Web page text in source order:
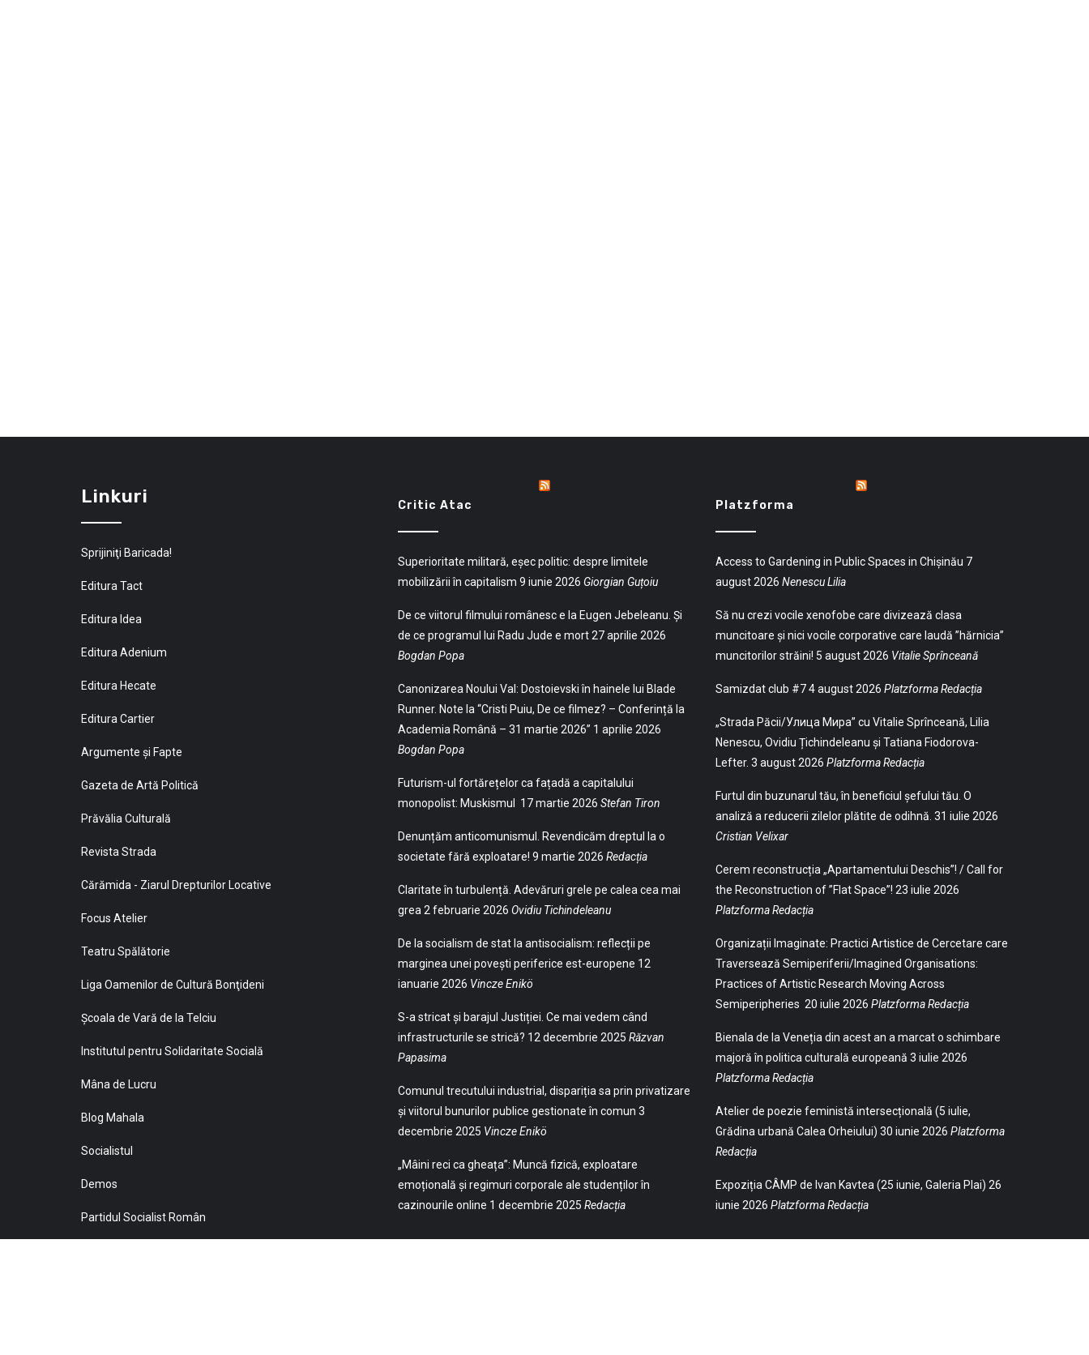
Linkuri
Sprijiniţi Baricada!
Editura Tact
Editura Idea
Editura Adenium
Editura Hecate
Editura Cartier
Argumente și Fapte
Gazeta de Artă Politică
Prăvălia Culturală
Revista Strada
Cărămida - Ziarul Drepturilor Locative
Focus Atelier
Teatru Spălătorie
Liga Oamenilor de Cultură Bonţideni
Şcoala de Vară de la Telciu
Institutul pentru Solidaritate Socială
Mâna de Lucru
Blog Mahala
Socialistul
Demos
Partidul Socialist Român
Critic Atac
Superioritate militară, eșec politic: despre limitele
mobilizării în capitalism 9 iunie 2026 Giorgian Guțoiu
De ce viitorul filmului românesc e la Eugen Jebeleanu. Și
de ce programul lui Radu Jude e mort 27 aprilie 2026
Bogdan Popa
Canonizarea Noului Val: Dostoievski în hainele lui Blade
Runner. Note la “Cristi Puiu, De ce filmez? – Conferință la
Academia Română – 31 martie 2026” 1 aprilie 2026
Bogdan Popa
Futurism-ul fortărețelor ca fațadă a capitalului
monopolist: Muskismul 17 martie 2026 Stefan Tiron
Denunțăm anticomunismul. Revendicăm dreptul la o
societate fără exploatare! 9 martie 2026 Redacția
Claritate în turbulență. Adevăruri grele pe calea cea mai
grea 2 februarie 2026 Ovidiu Tichindeleanu
De la socialism de stat la antisocialism: reflecții pe
marginea unei povești periferice est-europene 12
ianuarie 2026 Vincze Enikö
S-a stricat și barajul Justiției. Ce mai vedem când
infrastructurile se strică? 12 decembrie 2025 Răzvan
Papasima
Comunul trecutului industrial, dispariția sa prin privatizare
și viitorul bunurilor publice gestionate în comun 3
decembrie 2025 Vincze Enikö
„Mâini reci ca gheața”: Muncă fizică, exploatare
emoțională și regimuri corporale ale studenților în
cazinourile online 1 decembrie 2025 Redacția
Platzforma
Access to Gardening in Public Spaces in Chișinău 7
august 2026 Nenescu Lilia
Să nu crezi vocile xenofobe care divizează clasa
muncitoare și nici vocile corporative care laudă ”hărnicia”
muncitorilor străini! 5 august 2026 Vitalie Sprînceană
Samizdat club #7 4 august 2026 Platzforma Redacția
„Strada Păcii/Улица Мира” cu Vitalie Sprînceană, Lilia
Nenescu, Ovidiu Țichindeleanu și Tatiana Fiodorova-
Lefter. 3 august 2026 Platzforma Redacția
Furtul din buzunarul tău, în beneficiul șefului tău. O
analiză a reducerii zilelor plătite de odihnă. 31 iulie 2026
Cristian Velixar
Cerem reconstrucția „Apartamentului Deschis”! / Call for
the Reconstruction of ”Flat Space”! 23 iulie 2026
Platzforma Redacția
Organizații Imaginate: Practici Artistice de Cercetare care
Traversează Semiperiferii/Imagined Organisations:
Practices of Artistic Research Moving Across
Semiperipheries 20 iulie 2026 Platzforma Redacția
Bienala de la Veneția din acest an a marcat o schimbare
majoră în politica culturală europeană 3 iulie 2026
Platzforma Redacția
Atelier de poezie feministă intersecțională (5 iulie,
Grădina urbană Calea Orheiului) 30 iunie 2026 Platzforma
Redacția
Expoziția CÂMP de Ivan Kavtea (25 iunie, Galeria Plai) 26
iunie 2026 Platzforma Redacția